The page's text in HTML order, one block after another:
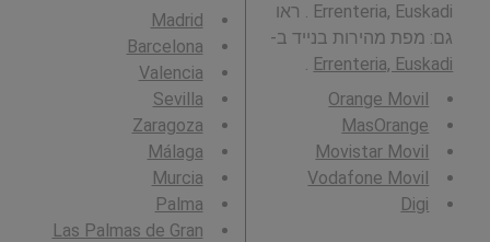
Errenteria, Euskadi . ראו
גם: מפת מהירות בנייד ב-
Errenteria, Euskadi
.
Orange Movil
MasOrange
Movistar Movil
Vodafone Movil
Digi
Madrid
Barcelona
Valencia
Sevilla
Zaragoza
Málaga
Murcia
Palma
Las Palmas de Gran